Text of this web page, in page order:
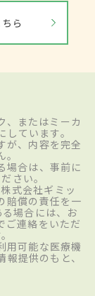
ら
、またはミーカ
ています。
が、内容を完全
場合は、事前に
さい。
式会社ギミッ
賠償の責任を一
場合には、お
ご連絡をいただ
用可能な医療機
提供のもと、